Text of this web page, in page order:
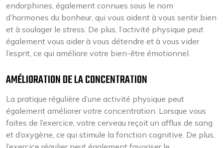
endorphines, également connues sous le nom
d’hormones du bonheur, qui vous aident à vous sentir bien
et à soulager le stress. De plus, l’activité physique peut
également vous aider à vous détendre et à vous vider
l’esprit, ce qui améliore votre bien-être émotionnel.
AMÉLIORATION DE LA CONCENTRATION
La pratique régulière d’une activité physique peut
également améliorer votre concentration. Lorsque vous
faites de l’exercice, votre cerveau reçoit un afflux de sang
et d’oxygène, ce qui stimule la fonction cognitive. De plus,